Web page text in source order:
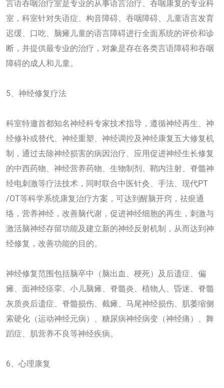
言语吞咽治疗室是专业的从事语言治疗、吞咽康复的专业科
室，科室针对失语症、构音障碍、吞咽障碍、儿童语言发育
迟缓、口吃、脑瘫儿童的语言障碍进行全面系统的评价和诊
断，并提供最专业的治疗，对象是存在各类言语障碍和吞咽
障碍的成人和儿童。
5、神经修复疗法
科室特邀首都知名神经科专家技术指导，遵循神经再生、神
经修补或替代、神经重塑、神经调控及神经康复五大修复机
制，通过去除神经损害的病因治疗、应用促进神经生长修复
的中西药物、神经营养药物、生物制剂、鞘内注射、脊髓神
经电刺激等疗法技术，同时联合中医针灸、手法、现代PT
/OT等科学系统康复治疗方案，可达到醒脑开窍，祛瘀通
络，营养神经，改善脑代谢，促进神经细胞的再生，刺激与
激活脑神经存留功能及建立新的神经反射机制，从而达到神
经修复，改善功能的目的。
神经修复范围包括脑卒中（脑出血、梗死）及后遗症、偏
瘫、面神经痉挛、小儿脑瘫、脊髓炎、植物人、昏迷、脊髓
灰质炎后遗症、脊髓损伤、截瘫、马尾神经损伤、肌萎缩侧
索硬化（运动神经元病）、糖尿病神经病变（神经痛）、舞
蹈症、肌营养不良等神经疾病。
6、心理康复